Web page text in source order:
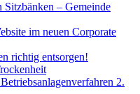
Sitzbänken – Gemeinde
im neuen Corporate
richtig entsorgen!
2.